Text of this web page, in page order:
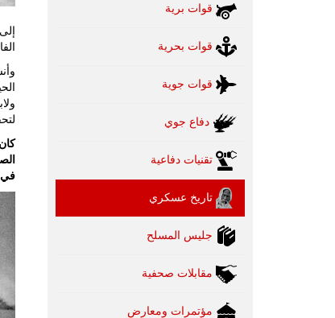
في
قوات برية
قوات بحرية
قوات جوية
دفاع جوي
تقنيات دفاعية
تاريخ عسكري
جليس المسلح
مقابلات صحفية
مؤتمرات ومعارض